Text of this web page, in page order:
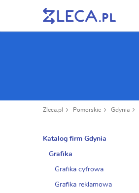
Zleca.pl Pomorskie Gdynia
Katalog firm Gdynia
Grafika
Grafika cyfrowa
Grafika reklamowa